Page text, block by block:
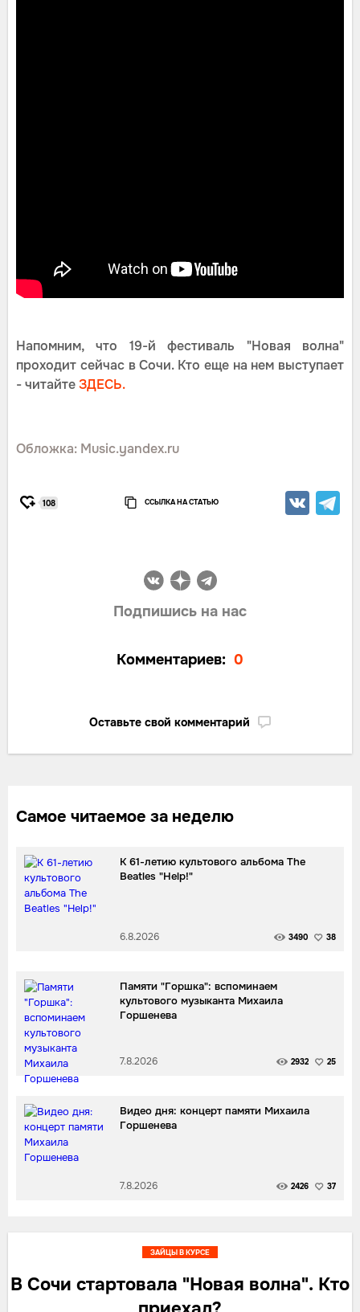
Напомним, что 19-й фестиваль "Новая волна"
проходит сейчас в Сочи. Кто еще на нем выступает
- читайтеЗДЕСЬ.
Обложка: Music.yandex.ru
108 ССЫЛКА НА СТАТЬЮ
Подпишись на нас
Комментариев: 0
Оставьте свой комментарий
Самое читаемое за неделю
К 61-летию культового альбома The
Beatles "Help!"
6.8.2026 3490 38
Памяти "Горшка": вспоминаем
культового музыканта Михаила
Горшенева
7.8.2026 2932 25
Видео дня: концерт памяти Михаила
Горшенева
7.8.2026 2426 37
В Сочи стартовала "Новая волна". Кто
ЗАЙЦЫ В КУРСЕ